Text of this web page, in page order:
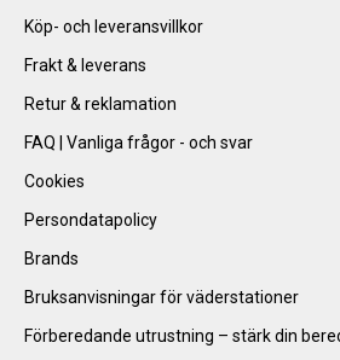
Köp- och leveransvillkor
Frakt & leverans
Retur & reklamation
FAQ | Vanliga frågor - och svar
Cookies
Persondatapolicy
Brands
Bruksanvisningar för väderstationer
Förberedande utrustning – stärk din